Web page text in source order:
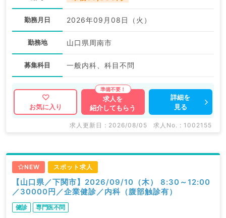
勤務月日 2026年09月08日（火）
勤務地 山口県周南市
募集科目 一般内科、科目不問
お気に入り
求人を
紹介してもらう
詳細を
見る
求人更新日 : 2026/08/05 求人No. : 1002155
NEW スポット求人
【山口県／下関市】2026/09/10（木） 8:30～12:00
／30000円／企業健診／内科（腹部触診有）
健診 専門医不問